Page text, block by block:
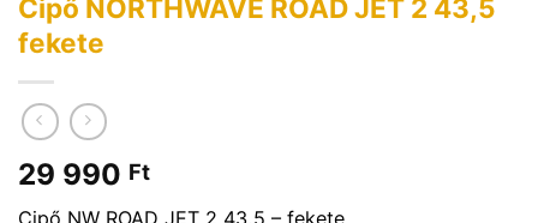
Cipő NORTHWAVE ROAD JET 2 43,5
fekete
29 990 Ft
Cipő NW ROAD JET 2 43,5 – fekete